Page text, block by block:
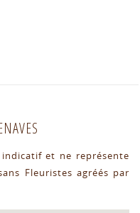
et ne représente
Fleuristes agréés par